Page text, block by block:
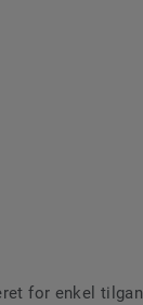
for enkel